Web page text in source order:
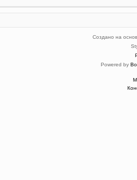
Создано на
Powered by